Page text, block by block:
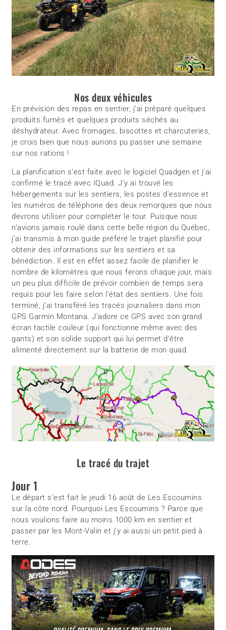
Nos deux véhicules
En prévision des repas en sentier, j’ai préparé quelques
produits fumés et quelques produits séchés au
déshydrateur. Avec fromages, biscottes et charcuteries,
je crois bien que nous aurions pu passer une semaine
sur nos rations !
La planification s’est faite avec le logiciel Quadgen et j’ai
confirmé le tracé avec IQuad. J’y ai trouvé les
hébergements sur les sentiers, les postes d’essence et
les numéros de téléphone des deux remorques que nous
devrons utiliser pour compléter le tour. Puisque nous
n’avions jamais roulé dans cette belle région du Québec,
j’ai transmis à mon guide préféré le trajet planifié pour
obtenir des informations sur les sentiers et sa
bénédiction. Il est en effet assez facile de planifier le
nombre de kilomètres que nous ferons chaque jour, mais
un peu plus difficile de prévoir combien de temps sera
requis pour les faire selon l’état des sentiers. Une fois
terminé, j’ai transféré les tracés journaliers dans mon
GPS Garmin Montana. J’adore ce GPS avec son grand
écran tactile couleur (qui fonctionne même avec des
gants) et son solide support qui lui permet d’être
alimenté directement sur la batterie de mon quad.
Le tracé du trajet
Jour 1
Le départ s’est fait le jeudi 16 août de Les Escoumins
sur la côte nord. Pourquoi Les Escoumins ? Parce que
nous voulions faire au moins 1000 km en sentier et
passer par les Mont-Valin et j’y ai aussi un petit pied à
terre.